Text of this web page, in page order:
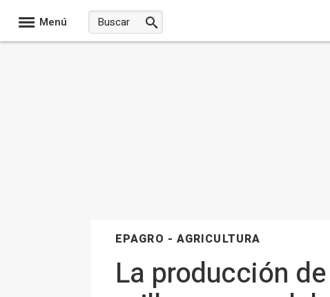
Menú
EPAGRO - AGRICULTURA
La producción